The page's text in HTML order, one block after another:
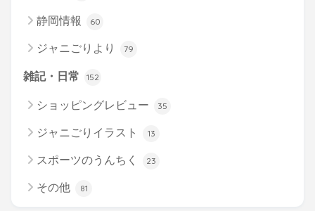
静岡情報 60
ジャニごりより 79
雑記・日常 152
ショッピングレビュー 35
ジャニごりイラスト 13
スポーツのうんちく 23
その他 81